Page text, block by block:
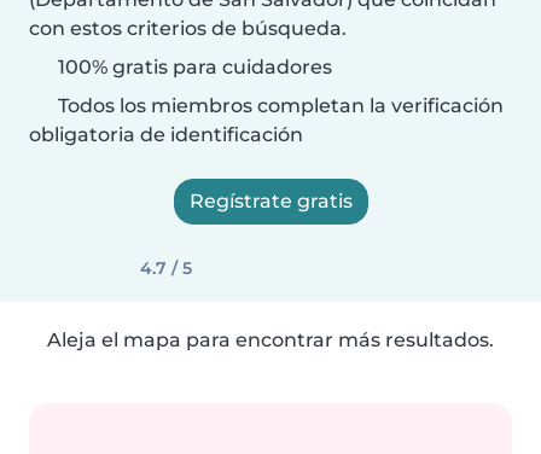
con estos criterios de búsqueda.
100% gratis para cuidadores
Todos los miembros completan la verificación
obligatoria de identificación
Regístrate gratis
4.7 / 5
Aleja el mapa para encontrar más resultados.